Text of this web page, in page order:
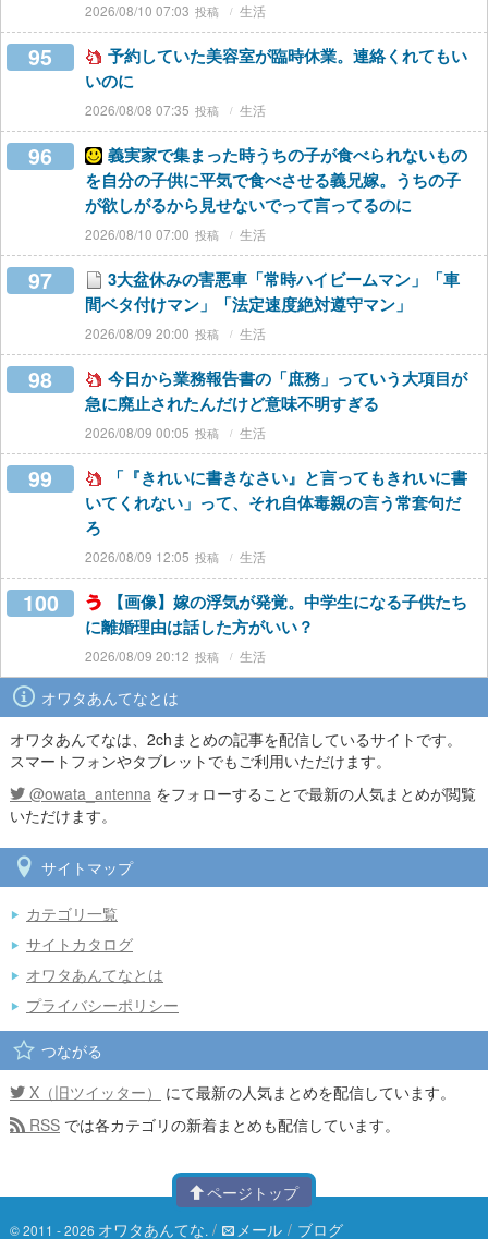
2026/08/10 07:03 生活
95
予約していた美容室が臨時休業。連絡くれてもい
いのに
2026/08/08 07:35 生活
96
義実家で集まった時うちの子が食べられないもの
を自分の子供に平気で食べさせる義兄嫁。うちの子
が欲しがるから見せないでって言ってるのに
2026/08/10 07:00 生活
97
3大盆休みの害悪車「常時ハイビームマン」「車
間ベタ付けマン」「法定速度絶対遵守マン」
2026/08/09 20:00 生活
98
今日から業務報告書の「庶務」っていう大項目が
急に廃止されたんだけど意味不明すぎる
2026/08/09 00:05 生活
99
「『きれいに書きなさい』と言ってもきれいに書
いてくれない」って、それ自体毒親の言う常套句だ
ろ
2026/08/09 12:05 生活
100
【画像】嫁の浮気が発覚。中学生になる子供たち
に離婚理由は話した方がいい？
2026/08/09 20:12 生活
オワタあんてなとは
オワタあんてなは、2chまとめの記事を配信しているサイトです。
スマートフォンやタブレットでもご利用いただけます。
@owata_antenna をフォローすることで最新の人気まとめが閲覧
いただけます。
サイトマップ
カテゴリ一覧
サイトカタログ
オワタあんてなとは
プライバシーポリシー
つながる
X（旧ツイッター）
にて最新の人気まとめを配信しています。
RSS では各カテゴリの新着まとめも配信しています。
ページトップ
© 2011 - 2026 オワタあんてな. / メール / ブログ